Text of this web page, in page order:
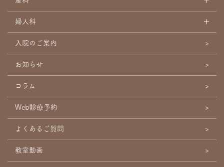
婦人科
入院のご案内
お知らせ
コラム
Web診療予約
よくあるご質問
教室動画